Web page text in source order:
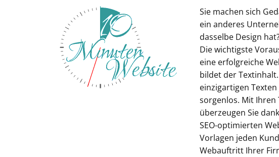
Sie machen sich
ein anderes
dasselbe Design
Die wichtigste
eine erfolgreiche
bildet der
einzigartigen Texten
sorgenlos. Mit Ihren
überzeugen Sie
SEO-optimierten
Vorlagen jeden
Webauftritt Ihrer